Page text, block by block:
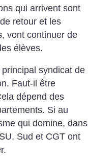
qui arrivent sont
retour et les
vont continuer de
élèves.
syndicat de
Faut-il être
dépend des
Si au
qui domine, dans
Sud et CGT ont